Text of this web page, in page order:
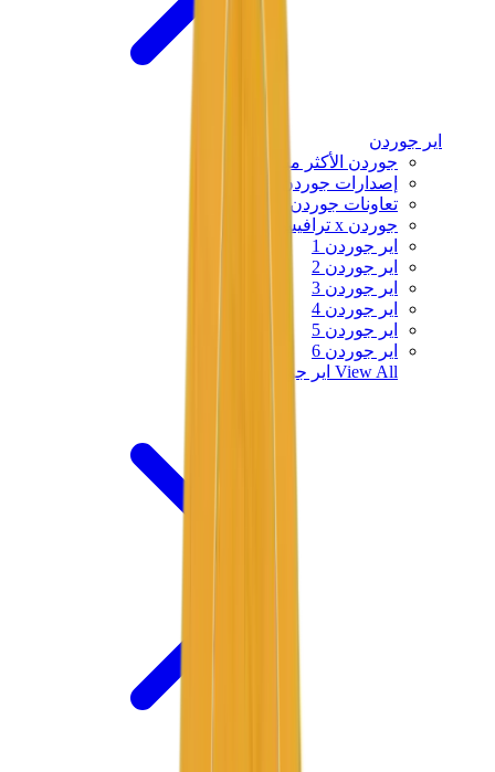
اير جوردن
جوردن الأكثر مبيعاً
إصدارات جوردن الجديدة
تعاونات جوردن
جوردن x ترافيس سكوت
اير جوردن 1
اير جوردن 2
اير جوردن 3
اير جوردن 4
اير جوردن 5
اير جوردن 6
View All اير جوردن